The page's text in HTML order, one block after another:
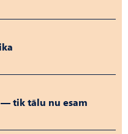
tik tālu nu esam